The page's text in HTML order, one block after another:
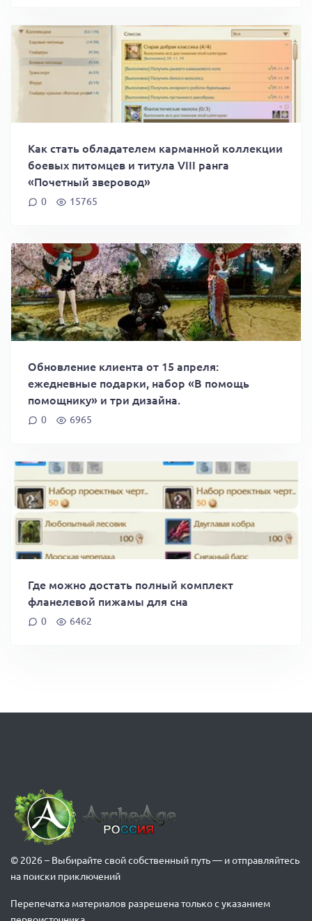
Как стать обладателем карманной коллекции
боевых питомцев и титула VIII ранга
«Почетный зверовод»
0 15765
Обновление клиента от 15 апреля:
ежедневные подарки, набор «В помощь
помощнику» и три дизайна.
0 6965
Где можно достать полный комплект
фланелевой пижамы для сна
0 6462
© 2026 – Выбирайте свой собственный путь — и отправляйтесь
на поиски приключений
Перепечатка материалов разрешена только с указанием